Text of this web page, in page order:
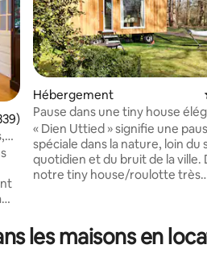
: 4,87 sur 5
moyenne sur la base de 339
Hébergement
Pause dans une tiny house
« Dien Uttied » signifie une
spéciale dans la nature, loin du
quotidien et du bruit de la ville.
notre tiny house/roulotte très
libre ! Le wagon nouvellement construit
les maisons en